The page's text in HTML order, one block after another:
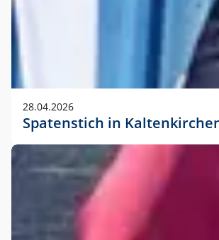
28.04.2026
Spatenstich in